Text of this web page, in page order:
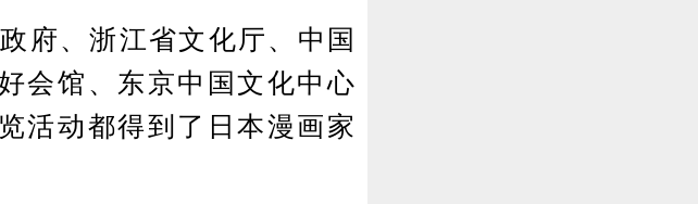
、浙江省文化厅、中国
会馆、东京中国文化中心
活动都得到了日本漫画家